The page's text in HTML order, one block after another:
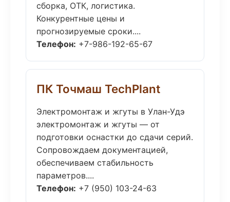
сборка, ОТК, логистика.
Конкурентные цены и
прогнозируемые сроки....
Телефон: +7-986-192-65-67
ПК Точмаш TechPlant
Электромонтаж и жгуты в Улан-Удэ
электромонтаж и жгуты — от
подготовки оснастки до сдачи серий.
Сопровождаем документацией,
обеспечиваем стабильность
параметров....
Телефон: +7 (950) 103-24-63